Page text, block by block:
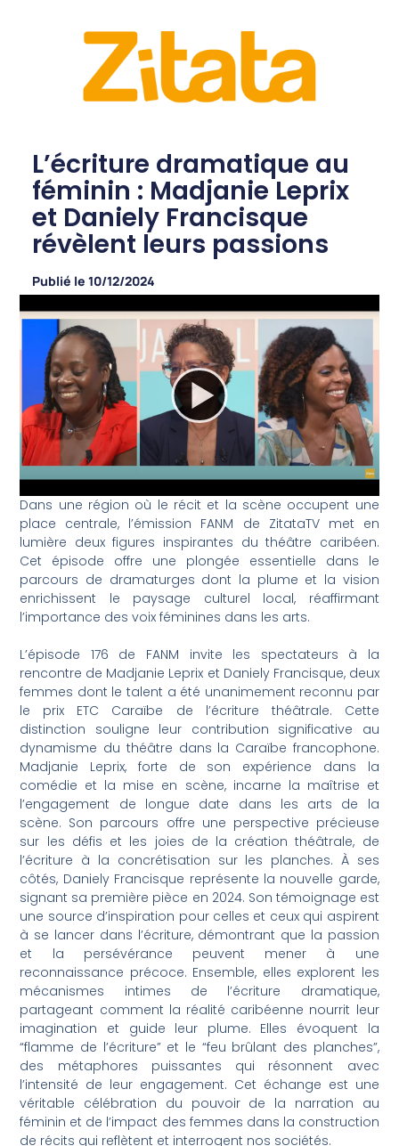
L’écriture dramatique au
féminin : Madjanie Leprix
et Daniely Francisque
révèlent leurs passions
Publié le 10/12/2024
Dans une région où le récit et la scène occupent une
place centrale, l’émission FANM de ZitataTV met en
lumière deux figures inspirantes du théâtre caribéen.
Cet épisode offre une plongée essentielle dans le
parcours de dramaturges dont la plume et la vision
enrichissent le paysage culturel local, réaffirmant
l’importance des voix féminines dans les arts.
L’épisode 176 de FANM invite les spectateurs à la
rencontre de Madjanie Leprix et Daniely Francisque, deux
femmes dont le talent a été unanimement reconnu par
le prix ETC Caraïbe de l’écriture théâtrale. Cette
distinction souligne leur contribution significative au
dynamisme du théâtre dans la Caraïbe francophone.
Madjanie Leprix, forte de son expérience dans la
comédie et la mise en scène, incarne la maîtrise et
l’engagement de longue date dans les arts de la
scène. Son parcours offre une perspective précieuse
sur les défis et les joies de la création théâtrale, de
l’écriture à la concrétisation sur les planches. À ses
côtés, Daniely Francisque représente la nouvelle garde,
signant sa première pièce en 2024. Son témoignage est
une source d’inspiration pour celles et ceux qui aspirent
à se lancer dans l’écriture, démontrant que la passion
et la persévérance peuvent mener à une
reconnaissance précoce. Ensemble, elles explorent les
mécanismes intimes de l’écriture dramatique,
partageant comment la réalité caribéenne nourrit leur
imagination et guide leur plume. Elles évoquent la
“flamme de l’écriture” et le “feu brûlant des planches”,
des métaphores puissantes qui résonnent avec
l’intensité de leur engagement. Cet échange est une
véritable célébration du pouvoir de la narration au
féminin et de l’impact des femmes dans la construction
de récits qui reflètent et interrogent nos sociétés.